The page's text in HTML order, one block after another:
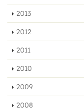
2013
2012
2011
2010
2009
2008